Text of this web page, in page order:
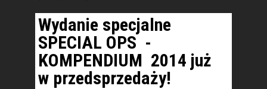
Wydanie specjalne
SPECIAL OPS -
KOMPENDIUM 2014 już
w przedsprzedaży!